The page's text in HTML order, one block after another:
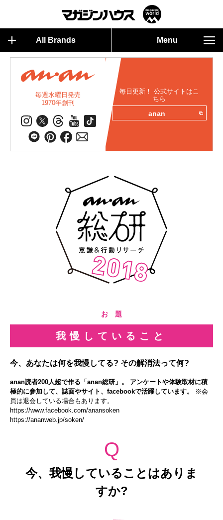
All Brands Menu
毎週水曜日発売
1970年創刊
毎日更新！ 公式サイトはこ
ちら
anan
お 題
我慢していること
今、あなたは何を我慢してる? その解消法って何?
anan読者200人超で作る「anan総研」。 アンケートや体験取材に積
極的に参加して、誌面やサイト、facebookで活躍しています。
※会
員は退会している場合もあります。
https://www.facebook.com/anansoken
https://ananweb.jp/soken/
Q
今、我慢していることはありま
すか?